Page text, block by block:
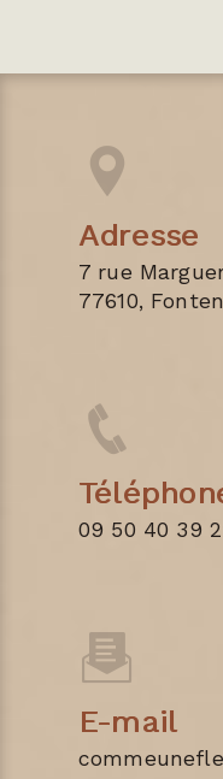
Adresse
7 rue
77610,
09 50 40 39
E-mail